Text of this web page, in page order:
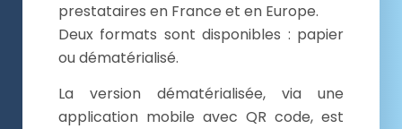
prestataires en France et en Europe.
Deux formats sont disponibles : papier
ou dématérialisé.
La version dématérialisée, via une
application mobile avec QR code, est